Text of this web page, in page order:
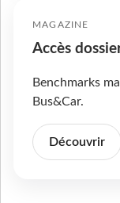
MAGAZINE
Accès
Benchmarks
Bus&Car.
Découvrir